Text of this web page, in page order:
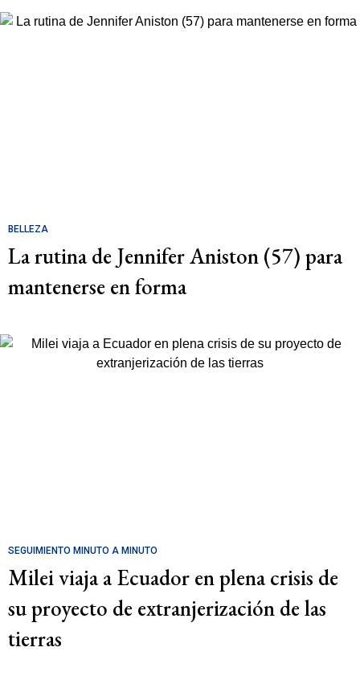
BELLEZA
La rutina de Jennifer Aniston (57) para
mantenerse en forma
SEGUIMIENTO MINUTO A MINUTO
Milei viaja a Ecuador en plena crisis de
su proyecto de extranjerización de las
tierras